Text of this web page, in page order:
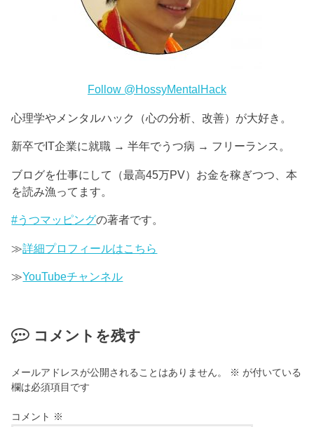
Follow @HossyMentalHack
心理学やメンタルハック（心の分析、改善）が大好き。
新卒でIT企業に就職 → 半年でうつ病 → フリーランス。
ブログを仕事にして（最高45万PV）お金を稼ぎつつ、本
を読み漁ってます。
#うつマッピングの著者です。
≫詳細プロフィールはこちら
≫YouTubeチャンネル
コメントを残す
メールアドレスが公開されることはありません。 ※ が付いている
欄は必須項目です
コメント ※